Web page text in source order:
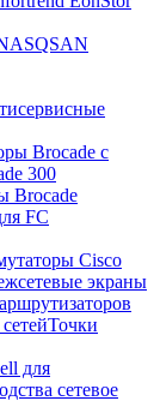
QSAN
Brocade с
300
Brocade
FC
Cisco
экраны
Точки
для
сетевое